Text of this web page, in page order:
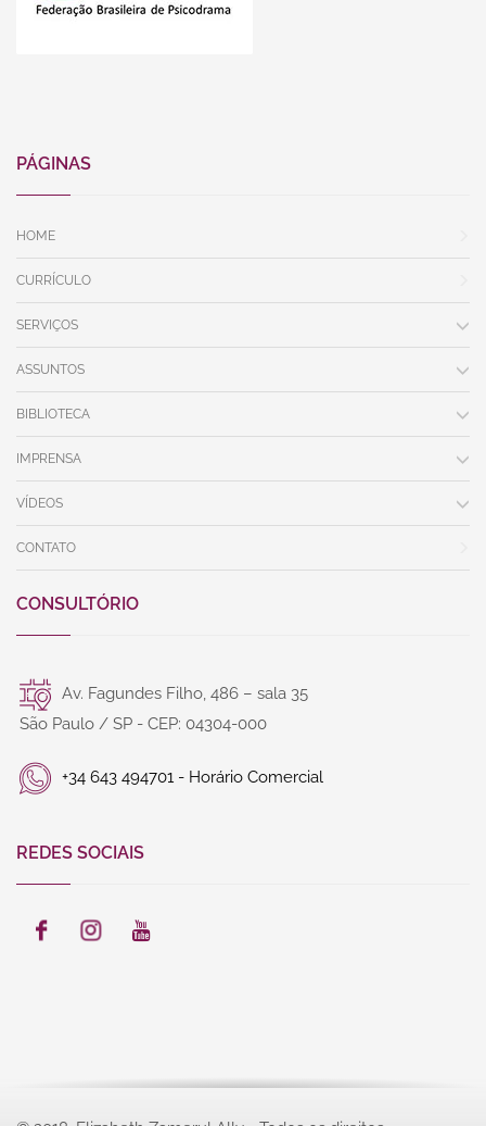
PÁGINAS
HOME
CURRÍCULO
SERVIÇOS
ASSUNTOS
BIBLIOTECA
IMPRENSA
VÍDEOS
CONTATO
CONSULTÓRIO
Av. Fagundes Filho, 486 – sala 35
São Paulo / SP - CEP: 04304-000
+34 643 494701 - Horário Comercial
REDES SOCIAIS